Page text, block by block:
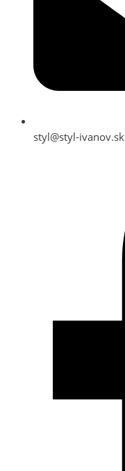
styl@styl-ivanov.sk